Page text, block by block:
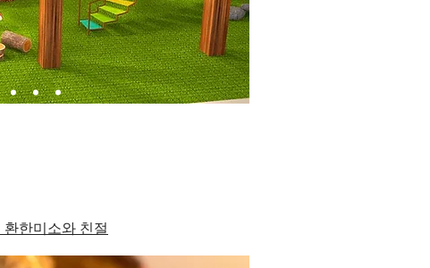
한미소와 친절